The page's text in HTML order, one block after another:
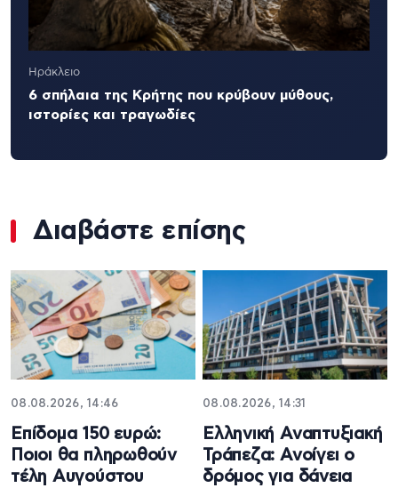
Ηράκλειο
6 σπήλαια της Κρήτης που κρύβουν μύθους,
ιστορίες και τραγωδίες
Διαβάστε επίσης
08.08.2026, 14:46
Επίδομα 150 ευρώ:
Ποιοι θα πληρωθούν
τέλη Αυγούστου
08.08.2026, 14:31
Ελληνική Αναπτυξιακή
Τράπεζα: Ανοίγει ο
δρόμος για δάνεια